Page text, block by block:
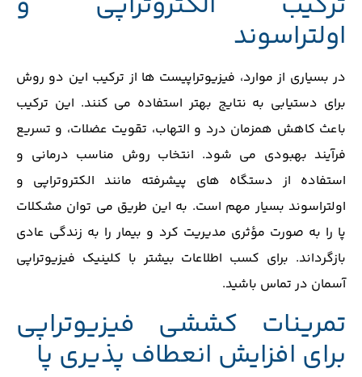
اولتراسوند
در بسیاری از موارد، فیزیوتراپیست‌ ها از ترکیب این دو روش
برای دستیابی به نتایج بهتر استفاده می ‌کنند. این ترکیب
باعث کاهش همزمان درد و التهاب، تقویت عضلات، و تسریع
فرآیند بهبودی می ‌شود. انتخاب روش مناسب درمانی و
استفاده از دستگاه‌ های پیشرفته مانند الکتروتراپی و
اولتراسوند بسیار مهم است. به این طریق می ‌توان مشکلات
پا را به ‌صورت مؤثری مدیریت کرد و بیمار را به زندگی عادی
بازگرداند. برای کسب اطلاعات بیشتر با کلینیک فیزیوتراپی
آسمان در تماس باشید.
تمرینات کششی فیزیوتراپی
برای افزایش انعطاف پذیری پا